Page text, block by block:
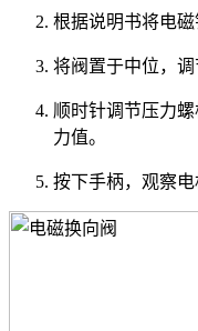
根据说明书将电磁
将阀置于中位，调
顺时针调节压力
力值。
按下手柄，观察电